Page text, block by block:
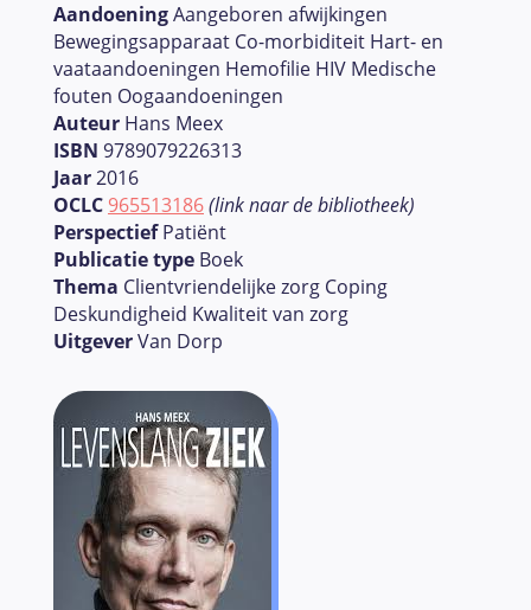
AandoeningAangeboren afwijkingen
Bewegingsapparaat Co-morbiditeit Hart- en
vaataandoeningen Hemofilie HIV Medische
fouten Oogaandoeningen
Auteur Hans Meex
ISBN 9789079226313
Jaar2016
OCLC 965513186(link naar de bibliotheek)
PerspectiefPatiënt
Publicatie type Boek
Thema Clientvriendelijke zorg Coping
Deskundigheid Kwaliteit van zorg
UitgeverVan Dorp